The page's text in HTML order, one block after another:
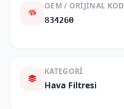
OEM / ORIJINAL KOD
834260
KATEGORI
Hava Filtresi